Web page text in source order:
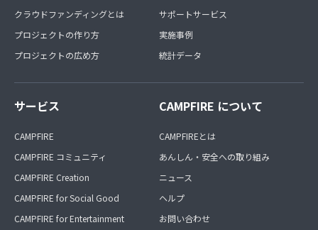
クラウドファンディングとは
プロジェクトの作り方
プロジェクトの広め方
サポートサービス
実施事例
統計データ
サービス
CAMPFIRE
CAMPFIRE コミュニティ
CAMPFIRE Creation
CAMPFIRE for Social Good
CAMPFIRE for Entertainment
CAMPFIRE について
CAMPFIREとは
あんしん・安全への取り組み
ニュース
ヘルプ
お問い合わせ